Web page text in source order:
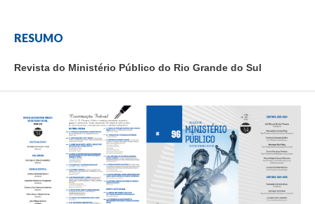
RESUMO
Revista do Ministério Público do Rio Grande do Sul